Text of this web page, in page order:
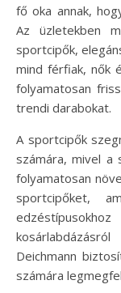
fő oka annak,
Az üzletekben
sportcipők,
mind férfiak, nők
folyamatosan
trendi darabokat.
A sportcipők
számára, mivel
folyamatosan
sportcipőket,
Deichmann
számára